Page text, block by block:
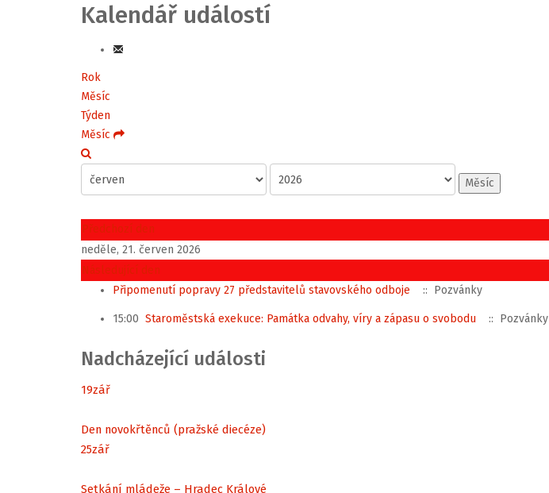
Kalendář událostí
Rok
Měsíc
Týden
Měsíc
Měsíc
Předchozí den
neděle, 21. červen 2026
Následující den
Připomenutí popravy 27 představitelů stavovského odboje
:: Pozvánky
15:00 Staroměstská exekuce: Památka odvahy, víry a zápasu o svobodu :: Pozvánky
Nadcházející události
19zář
Den novokřtěnců (pražské diecéze)
25zář
Setkání mládeže – Hradec Králové